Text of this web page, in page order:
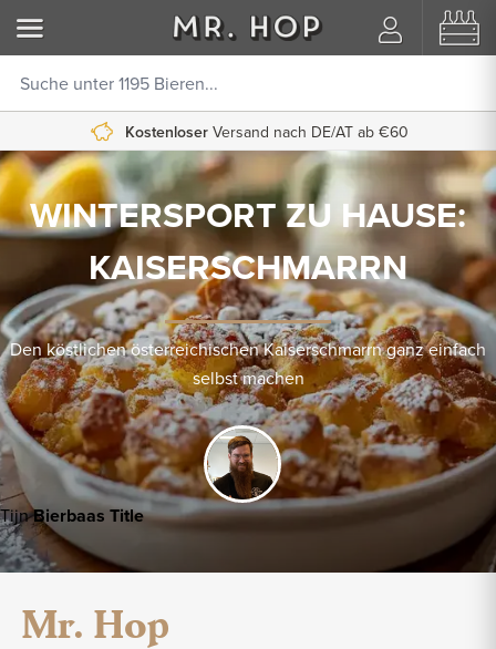
Kostenloser Versand nach DE/AT ab €60
WINTERSPORT ZU HAUSE:
KAISERSCHMARRN
Den köstlichen österreichischen Kaiserschmarrn ganz einfach
selbst machen
TijnBierbaas Title
Mr. Hop